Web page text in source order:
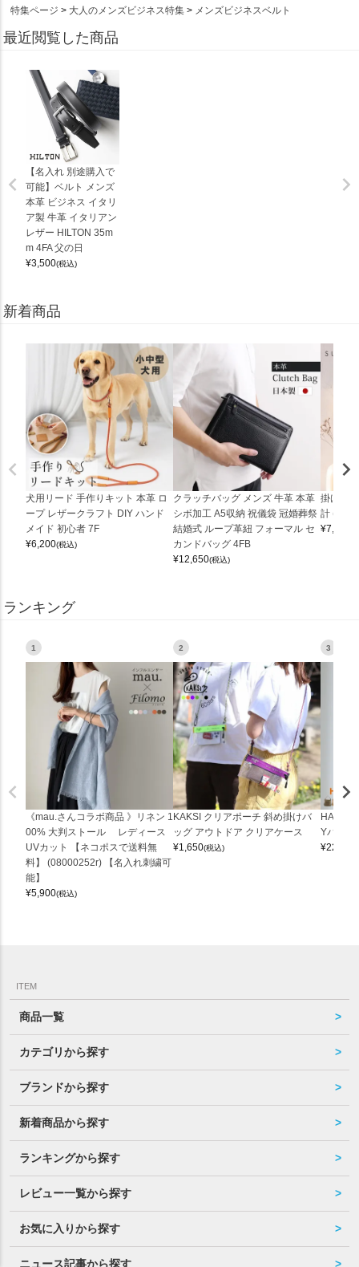
特集ページ
大人のメンズビジネス特集 メンズビジネスベルト
最近閲覧した商品
【名入れ 別途購入で
可能】ベルト メンズ
本革 ビジネス イタリ
ア製 牛革 イタリアン
レザー HILTON 35m
m 4FA 父の日
¥3,500(税込)
新着商品
犬用リード 手作りキット 本革 ロ
ープ レザークラフト DIY ハンド
メイド 初心者 7F
¥6,200(税込)
クラッチバッグ メンズ 牛革 本革
シボ加工 A5収納 祝儀袋 冠婚葬祭
結婚式 ループ革紐 フォーマル セ
カンドバッグ 4FB
¥12,650(税込)
掛け時
計
¥7,150
ランキング
1
《mau.さんコラボ商品 》リネン 1
00% 大判ストール レディース
UVカット 【ネコポスで送料無
料】 (08000252r) 【名入れ刺繍可
能】
¥5,900(税込)
2
KAKSI クリアポーチ 斜め掛けバ
ッグ アウトドア クリアケース
¥1,650(税込)
3
Yバッグ
¥22,000
ITEM
商品一覧
カテゴリから探す
ブランドから探す
新着商品から探す
ランキングから探す
レビュー一覧から探す
お気に入りから探す
ニュース記事から探す